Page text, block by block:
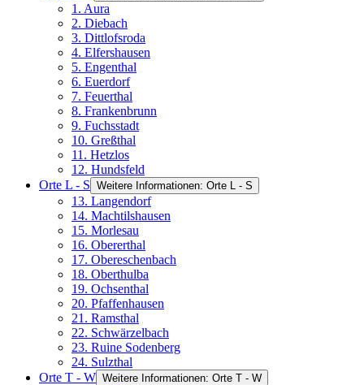
1. Aura
2. Diebach
3. Dittlofsroda
4. Elfershausen
5. Engenthal
6. Euerdorf
7. Feuerthal
8. Frankenbrunn
9. Fuchsstadt
10. Greßthal
11. Hetzlos
12. Hundsfeld
Orte L - S Weitere Informationen: Orte L - S
13. Langendorf
14. Machtilshausen
15. Morlesau
16. Obererthal
17. Obereschenbach
18. Oberthulba
19. Ochsenthal
20. Pfaffenhausen
21. Ramsthal
22. Schwärzelbach
23. Ruine Sodenberg
24. Sulzthal
Orte T - W Weitere Informationen: Orte T - W